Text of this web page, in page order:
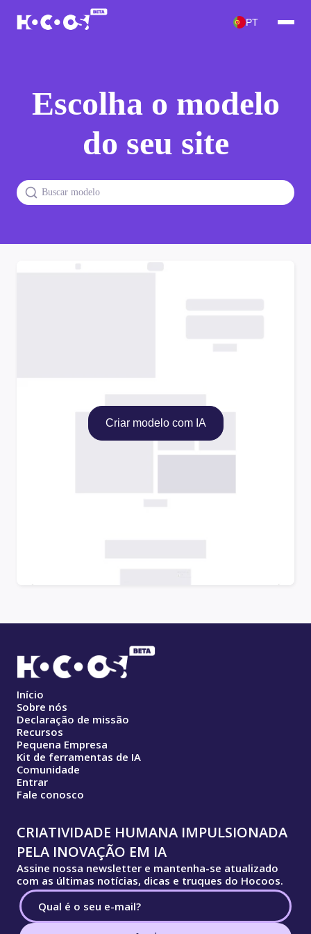
PT
Escolha o modelo
do seu site
Criar modelo com IA
Início
Sobre nós
Declaração de missão
Recursos
Pequena Empresa
Kit de ferramentas de IA
Comunidade
Entrar
Fale conosco
CRIATIVIDADE HUMANA IMPULSIONADA
PELA INOVAÇÃO EM IA
Assine nossa newsletter e mantenha-se atualizado
com as últimas notícias, dicas e truques do Hocoos.